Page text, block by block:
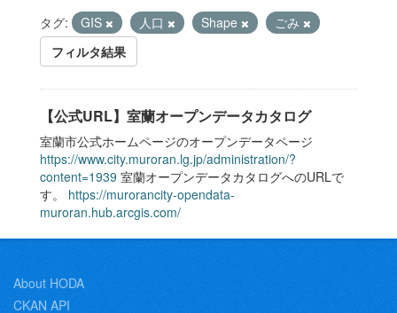
タグ: GIS 人口 Shape
ごみ
フィルタ結果
【公式URL】室蘭オープンデータカタログ
室蘭市公式ホームページのオープンデータページ
https://www.city.muroran.lg.jp/administration/?
content=1939 室蘭オープンデータカタログへのURLで
す。 https://murorancity-opendata-
muroran.hub.arcgis.com/
About HODA
CKAN API